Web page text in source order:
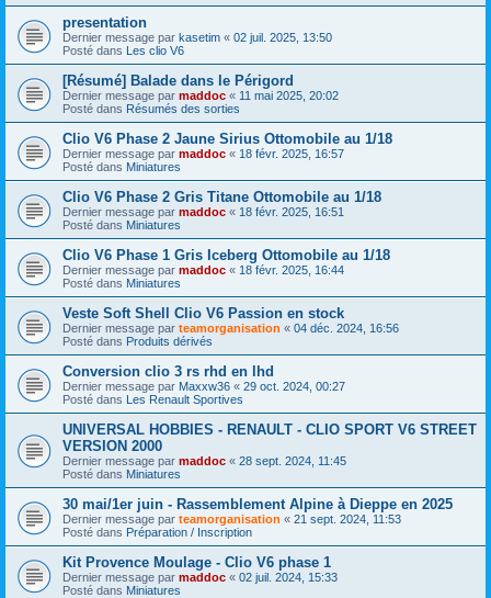
presentation
Dernier message par kasetim « 02 juil. 2025, 13:50
Posté dans Les clio V6
[Résumé] Balade dans le Périgord
Dernier message par maddoc « 11 mai 2025, 20:02
Posté dans Résumés des sorties
Clio V6 Phase 2 Jaune Sirius Ottomobile au 1/18
Dernier message par maddoc « 18 févr. 2025, 16:57
Posté dans Miniatures
Clio V6 Phase 2 Gris Titane Ottomobile au 1/18
Dernier message par maddoc « 18 févr. 2025, 16:51
Posté dans Miniatures
Clio V6 Phase 1 Gris Iceberg Ottomobile au 1/18
Dernier message par maddoc « 18 févr. 2025, 16:44
Posté dans Miniatures
Veste Soft Shell Clio V6 Passion en stock
Dernier message par teamorganisation « 04 déc. 2024, 16:56
Posté dans Produits dérivés
Conversion clio 3 rs rhd en lhd
Dernier message par Maxxw36 « 29 oct. 2024, 00:27
Posté dans Les Renault Sportives
UNIVERSAL HOBBIES - RENAULT - CLIO SPORT V6 STREET
VERSION 2000
Dernier message par maddoc « 28 sept. 2024, 11:45
Posté dans Miniatures
30 mai/1er juin - Rassemblement Alpine à Dieppe en 2025
Dernier message par teamorganisation « 21 sept. 2024, 11:53
Posté dans Préparation / Inscription
Kit Provence Moulage - Clio V6 phase 1
Dernier message par maddoc « 02 juil. 2024, 15:33
Posté dans Miniatures